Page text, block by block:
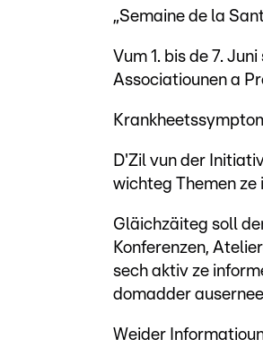
„Semaine de la
Vum 1. bis de 7.
Associatiounen a
D'Zil vun der
wichteg Themen ze
Gläichzäiteg soll
Konferenzen,
sech aktiv ze
domadder
Weider